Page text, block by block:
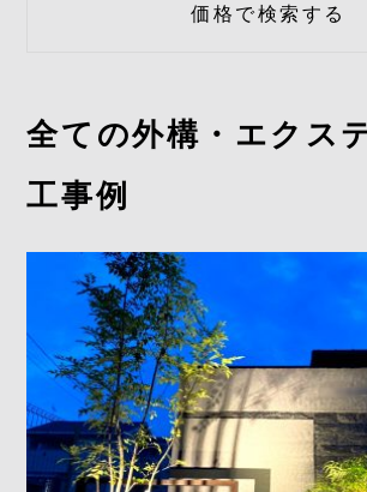
価格で検索する
全ての外構・エクス
工事例